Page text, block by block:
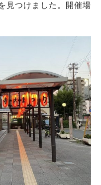
見つけました。開催場